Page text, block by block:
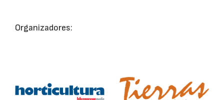
Organizadores: